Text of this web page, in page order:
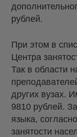
рублей.
При этом в
Центра
Так в области
других вузах.
9810 рублей.
языка,
занятости